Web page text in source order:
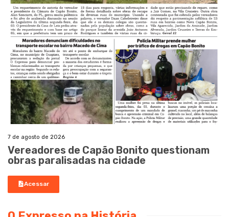
7 de agosto de 2026
Vereadores de Capão Bonito questionam
obras paralisadas na cidade
Acessar